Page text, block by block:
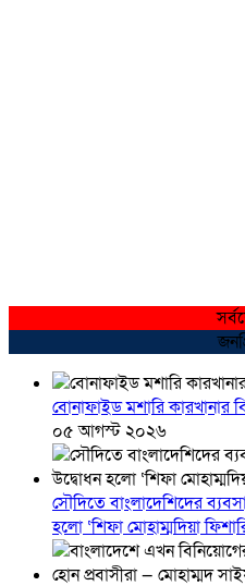
বোনাফাইড মশারি
০৫ আগস্ট ২০২৬
সৌদিতে বাংলাদেশিদের
হলো ‘শিফা মোহাম্মদিয়া